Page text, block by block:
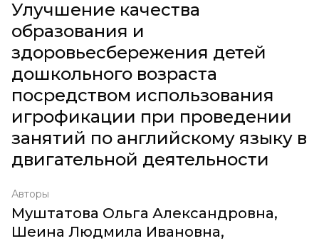
Улучшение качества
образования и
здоровьесбережения детей
дошкольного возраста
посредством использования
игрофикации при проведении
занятий по английскому языку в
двигательной деятельности
Авторы
Муштатова Ольга Александровна,
Шеина Людмила Ивановна,